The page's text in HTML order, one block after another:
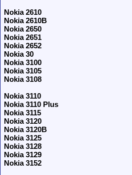
Nokia 2610
Nokia 2610B
Nokia 2650
Nokia 2651
Nokia 2652
Nokia 30
Nokia 3100
Nokia 3105
Nokia 3108
Nokia 3110
Nokia 3110 Plus
Nokia 3115
Nokia 3120
Nokia 3120B
Nokia 3125
Nokia 3128
Nokia 3129
Nokia 3152